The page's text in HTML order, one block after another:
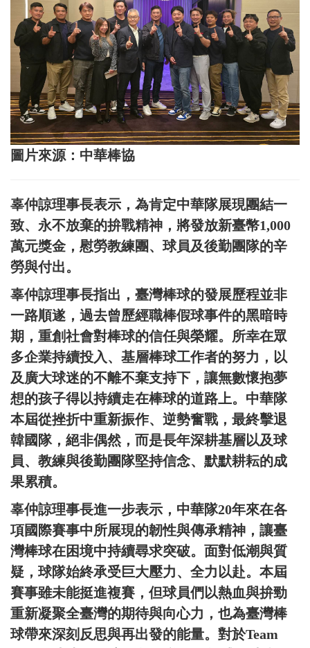
圖片來源：中華棒協
辜仲諒理事長表示，為肯定中華隊展現團結一
致、永不放棄的拚戰精神，將發放新臺幣1,000
萬元獎金，慰勞教練團、球員及後勤團隊的辛
勞與付出。
辜仲諒理事長指出，臺灣棒球的發展歷程並非
一路順遂，過去曾歷經職棒假球事件的黑暗時
期，重創社會對棒球的信任與榮耀。所幸在眾
多企業持續投入、基層棒球工作者的努力，以
及廣大球迷的不離不棄支持下，讓無數懷抱夢
想的孩子得以持續走在棒球的道路上。中華隊
本屆從挫折中重新振作、逆勢奮戰，最終擊退
韓國隊，絕非偶然，而是長年深耕基層以及球
員、教練與後勤團隊堅持信念、默默耕耘的成
果累積。
辜仲諒理事長進一步表示，中華隊20年來在各
項國際賽事中所展現的韌性與傳承精神，讓臺
灣棒球在困境中持續尋求突破。面對低潮與質
疑，球隊始終承受巨大壓力、全力以赴。本屆
賽事雖未能挺進複賽，但球員們以熱血與拚勁
重新凝聚全臺灣的期待與向心力，也為臺灣棒
球帶來深刻反思與再出發的能量。對於Team